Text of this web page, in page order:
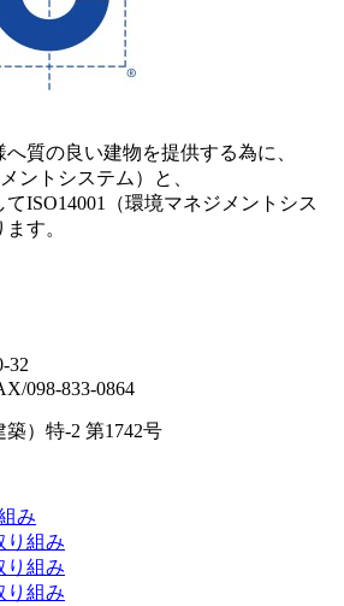
質の良い建物を提供する為に、
ントシステム）と、
ISO14001（環境マネジメントシス
す。
32
098-833-0864
）特-2 第1742号
み
り組み
り組み
り組み